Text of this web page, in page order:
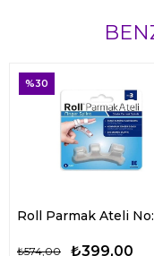
No:3 Roll
₺577,00